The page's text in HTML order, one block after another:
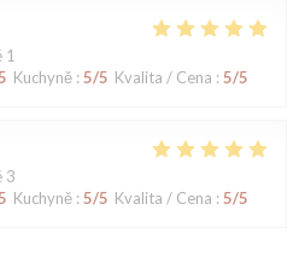
1
Kuchyně : 5/5 Kvalita / Cena : 5/5
3
Kuchyně : 5/5 Kvalita / Cena : 5/5